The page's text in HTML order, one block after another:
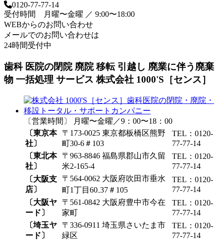
0120-77-77-14
受付時間 月曜〜金曜 ／ 9:00〜18:00
WEBからのお問い合わせ
メールでのお問い合わせは
24時間受付中
歯科 医院の閉院 廃院 移転 引越し 廃業に伴う廃棄
物 一括処理 サービス 株式会社 1000'S［センス］
〔営業時間〕 月曜〜金曜／9：00〜18：00
〔東京本
社〕
〒173-0025 東京都板橋区熊野
町30-6＃103
TEL：0120-
77-77-14
〔東北本
社〕
〒963-8846 福島県郡山市久留
米2-165-4
TEL：0120-
77-77-14
〔大阪支
店〕
〒564-0062 大阪府吹田市垂水
町1丁目60₋37＃105
TEL：0120-
77-77-14
〔大阪ヤ
ード〕
〒561-0842 大阪府豊中市今在
家町
TEL：0120-
77-77-14
〔埼玉ヤ
ード〕
〒336-0911 埼玉県さいたま市
緑区
TEL：0120-
77-77-14